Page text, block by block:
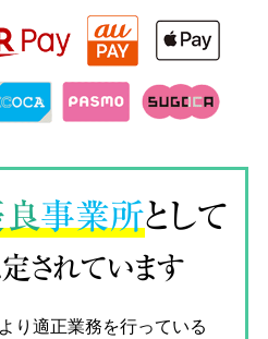
事業所として
されています
より適正業務を行っている